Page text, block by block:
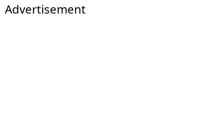
Advertisement